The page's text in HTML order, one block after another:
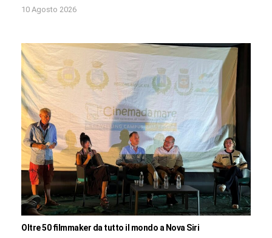
10 Agosto 2026
Oltre 50 filmmaker da tutto il mondo a Nova Siri